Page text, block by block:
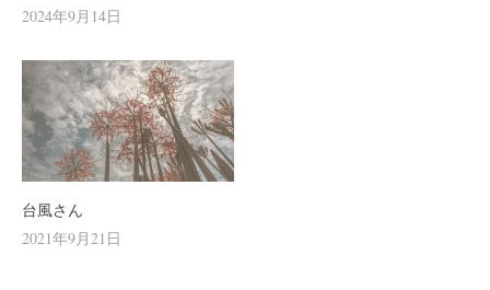
2024年9月14日
台風さん
2021年9月21日